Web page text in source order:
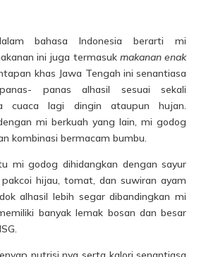
bahasa Indonesia berarti mi
ini juga termasuk makanan enak
khas Jawa Tengah ini senantiasa
panas alhasil sesuai sekali
cuaca lagi dingin ataupun hujan.
mi berkuah yang lain, mi godog
kombinasi bermacam bumbu.
mi godog dihidangkan dengan sayur
hijau, tomat, dan suwiran ayam
alhasil lebih segar dibandingkan mi
banyak lemak bosan dan besar